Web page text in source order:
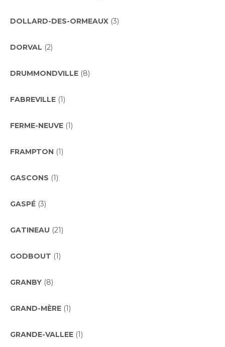
DOLLARD-DES-ORMEAUX (3)
DORVAL (2)
DRUMMONDVILLE (8)
FABREVILLE (1)
FERME-NEUVE (1)
FRAMPTON (1)
GASCONS (1)
GASPÉ (3)
GATINEAU (21)
GODBOUT (1)
GRANBY (8)
GRAND-MÈRE (1)
GRANDE-VALLEE (1)